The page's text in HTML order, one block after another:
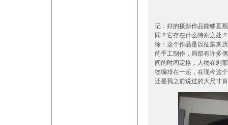
记：好的摄影作品能够直
同？它存在什么特别之处？
徐：这个作品是以征集来
的手工制作，局部有许多
间的时间定格，人物在刹
物编排在一起，在现今这
还是我之前说过的大尺寸